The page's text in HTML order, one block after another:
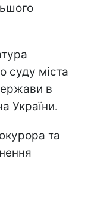
суду міста
в
України.
та